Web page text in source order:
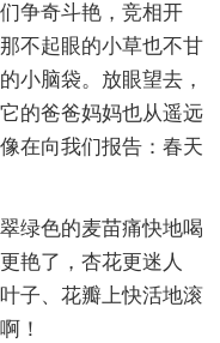
争奇斗艳，竞相开
不起眼的小草也不甘
小脑袋。放眼望去，
的爸爸妈妈也从遥远
在向我们报告：春天
绿色的麦苗痛快地喝
艳了，杏花更迷人
子、花瓣上快活地滚
！